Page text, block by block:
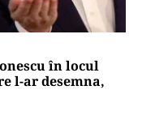
în locul
l-ar desemna,